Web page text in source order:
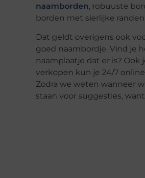
naamborden, robuuste
borden met sierlijke
Dat geldt overigens ook
goed naambordje. Vind je
naamplaatje dat er is? Ook
verkopen kun je 24/7
Zodra we weten wanneer
staan voor suggesties,